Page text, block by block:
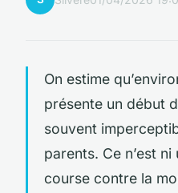
On estime
présente un début
souvent
parents. Ce n’est
course contre la